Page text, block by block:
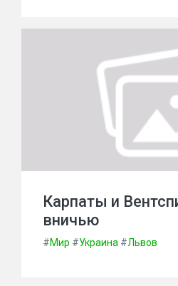
Карпаты и
вничью
#Мир #Украина #Львов